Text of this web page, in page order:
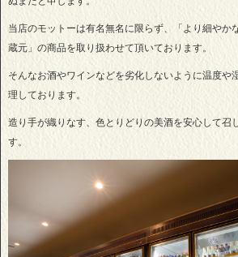
当店のモットーは有名無名に限らず、「より細やか
蔵元」の商品を取り扱わせて頂いております。
そんなお酒やワインなどを劣化しないように温度や
理しております。
造り手が織りなす、色とりどりの美酒を安心して召
す。